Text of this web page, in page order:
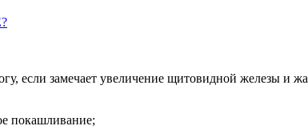
если замечает увеличение щитовидной железы и
покашливание;